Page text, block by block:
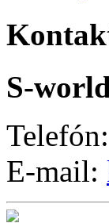
S-
E-mail: